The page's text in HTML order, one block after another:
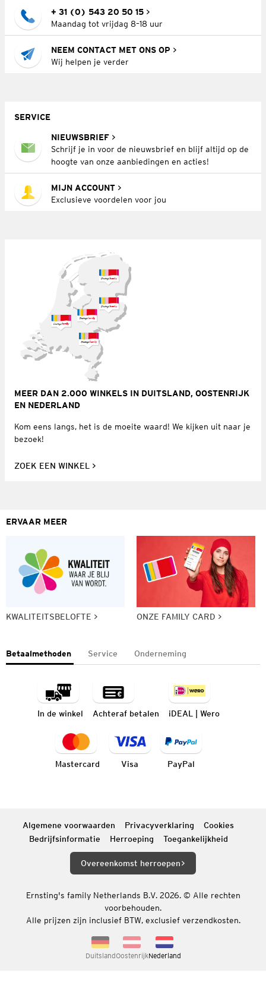
+ 31 (0) 543 20 50 15
Maandag tot vrijdag 8–18 uur
NEEM CONTACT MET ONS OP
Wij helpen je verder
SERVICE
NIEUWSBRIEF
Schrijf je in voor de nieuwsbrief en blijf altijd op de
hoogte van onze aanbiedingen en acties!
MIJN ACCOUNT
Exclusieve voordelen voor jou
MEER DAN 2.000 WINKELS IN DUITSLAND, OOSTENRIJK
EN NEDERLAND
Kom eens langs, het is de moeite waard! We kijken uit naar je
bezoek!
ZOEK EEN WINKEL
ERVAAR MEER
KWALITEITSBELOFTE ONZE FAMILY CARD
Betaalmethoden Service Onderneming
In de winkel Achteraf betalen iDEAL | Wero
Mastercard Visa PayPal
Algemene voorwaarden Privacyverklaring
Cookies
Bedrijfsinformatie
Herroeping Toegankelijkheid
Overeenkomst herroepen
Ernsting's family Netherlands B.V. 2026. © Alle rechten
voorbehouden.
Alle prijzen zijn inclusief BTW, exclusief verzendkosten.
DuitslandOostenrijkNederland